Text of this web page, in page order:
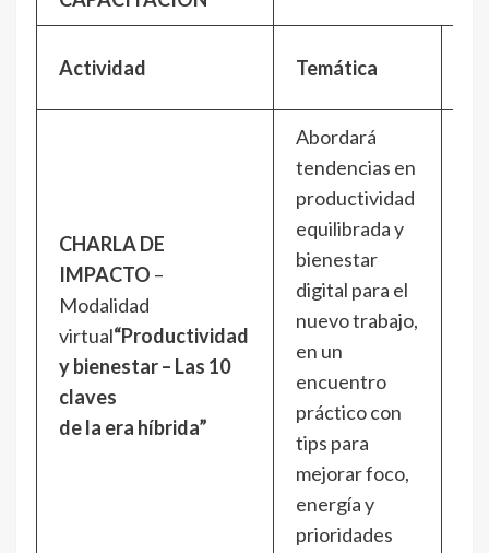
Actividad Temática
CHARLA DE
IMPACTO –
Modalidad
virtual“Productividad
y bienestar – Las 10
claves
de la era híbrida”
Abordará
tendencias en
productividad
equilibrada y
bienestar
digital para el
nuevo trabajo,
en un
encuentro
práctico con
tips para
mejorar foco,
energía y
prioridades